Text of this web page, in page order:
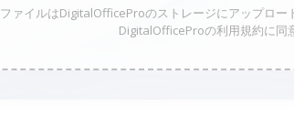
ファイルはDigitalOfficeProのストレージにアップロー
DigitalOfficeProの利用規約に同